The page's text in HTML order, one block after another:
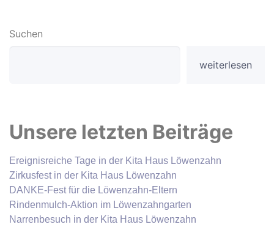
Suchen
weiterlesen
Unsere letzten Beiträge
Ereignisreiche Tage in der Kita Haus Löwenzahn
Zirkusfest in der Kita Haus Löwenzahn
DANKE-Fest für die Löwenzahn-Eltern
Rindenmulch-Aktion im Löwenzahngarten
Narrenbesuch in der Kita Haus Löwenzahn